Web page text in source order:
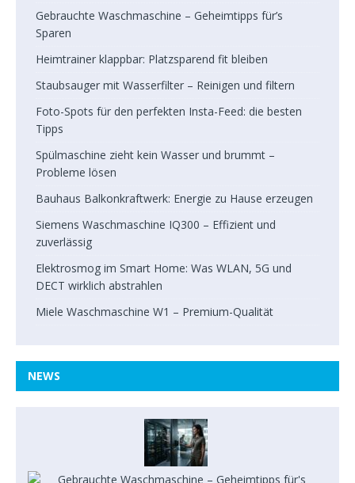
Gebrauchte Waschmaschine – Geheimtipps für’s
Sparen
Heimtrainer klappbar: Platzsparend fit bleiben
Staubsauger mit Wasserfilter – Reinigen und filtern
Foto-Spots für den perfekten Insta-Feed: die besten
Tipps
Spülmaschine zieht kein Wasser und brummt –
Probleme lösen
Bauhaus Balkonkraftwerk: Energie zu Hause erzeugen
Siemens Waschmaschine IQ300 – Effizient und
zuverlässig
Elektrosmog im Smart Home: Was WLAN, 5G und
DECT wirklich abstrahlen
Miele Waschmaschine W1 – Premium-Qualität
NEWS